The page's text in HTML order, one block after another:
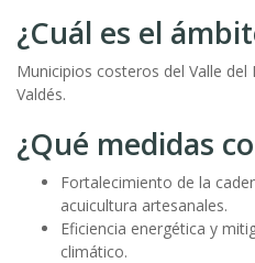
¿Cuál es el
Municipios costeros del Valle del
Valdés.
¿Qué medidas
Fortalecimiento de la
acuicultura artesanales.
Eficiencia energética y
climático.